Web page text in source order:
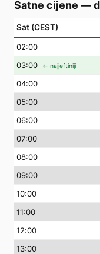
Satne cijene —
Sat (CEST)
02:00
03:00 ← najjeftiniji
04:00
05:00
06:00
07:00
08:00
09:00
10:00
11:00
12:00
13:00